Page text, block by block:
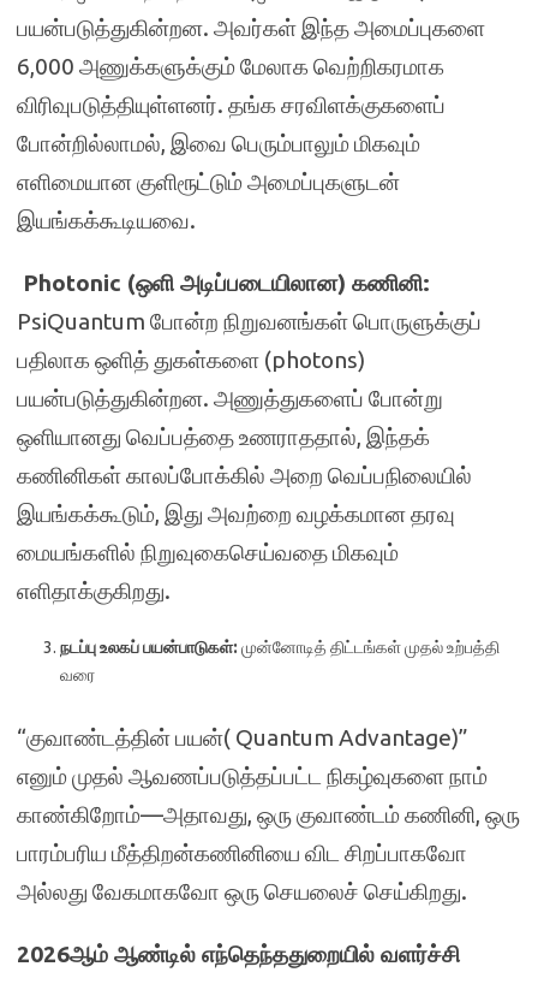
பயன்படுத்துகின்றன. அவர்கள் இந்த அமைப்புகளை
6,000 அணுக்களுக்கும் மேலாக வெற்றிகரமாக
விரிவுபடுத்தியுள்ளனர். தங்க சரவிளக்குகளைப்
போன்றில்லாமல், இவை பெரும்பாலும் மிகவும்
எளிமையான குளிரூட்டும் அமைப்புகளுடன்
இயங்கக்கூடியவை.
Photonic (ஒளி அடிப்படையிலான) கணினி:
PsiQuantum போன்ற நிறுவனங்கள் பொருளுக்குப்
பதிலாக ஒளித் துகள்களை (photons)
பயன்படுத்துகின்றன. அணுத்துகளைப் போன்று
ஒளியானது வெப்பத்தை உணராததால், இந்தக்
கணினிகள் காலப்போக்கில் அறை வெப்பநிலையில்
இயங்கக்கூடும், இது அவற்றை வழக்கமான தரவு
மையங்களில் நிறுவுகைசெய்வதை மிகவும்
எளிதாக்குகிறது.
நடப்பு உலகப் பயன்பாடுகள்: முன்னோடித் திட்டங்கள் முதல் உற்பத்தி
வரை
“குவாண்டத்தின் பயன்( Quantum Advantage)”
எனும் முதல் ஆவணப்படுத்தப்பட்ட நிகழ்வுகளை நாம்
காண்கிறோம்—அதாவது, ஒரு குவாண்டம் கணினி, ஒரு
பாரம்பரிய மீத்திறன்கணினியை விட சிறப்பாகவோ
அல்லது வேகமாகவோ ஒரு செயலைச் செய்கிறது.
2026ஆம் ஆண்டில் எந்தெந்ததுறையில் வளர்ச்சி